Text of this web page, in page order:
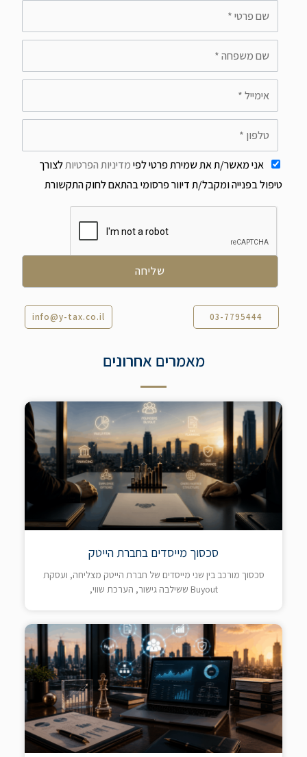
אני מאשר/ת את שמירת פרטי לפימדיניות הפרטיותלצורך
טיפול בפנייה ומקבל/ת דיוור פרסומי בהתאם לחוק התקשורת
03-7795444
info@y-tax.co.il
מאמרים אחרונים
סכסוך מייסדים בחברת הייטק
סכסוך מורכב בין שני מייסדים של חברת הייטק מצליחה, ועסקת
Buyout ששילבה גישור, הערכת שווי,